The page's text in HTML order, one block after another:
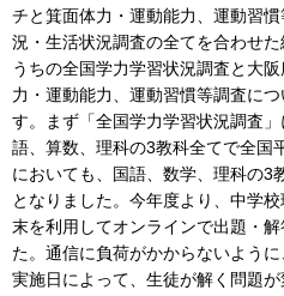
チと箕面体力・運動能力、運動習
況・生活状況調査の全てを合わせ
うちの全国学力学習状況調査と大
力・運動能力、運動習慣等調査に
す。まず「全国学力学習状況調査
語、算数、理科の3教科全てで全国
においても、国語、数学、理科の3
となりました。今年度より、中学
末を利用してオンラインで出題・
た。通信に負荷がかからないよう
実施日によって、生徒が解く問題